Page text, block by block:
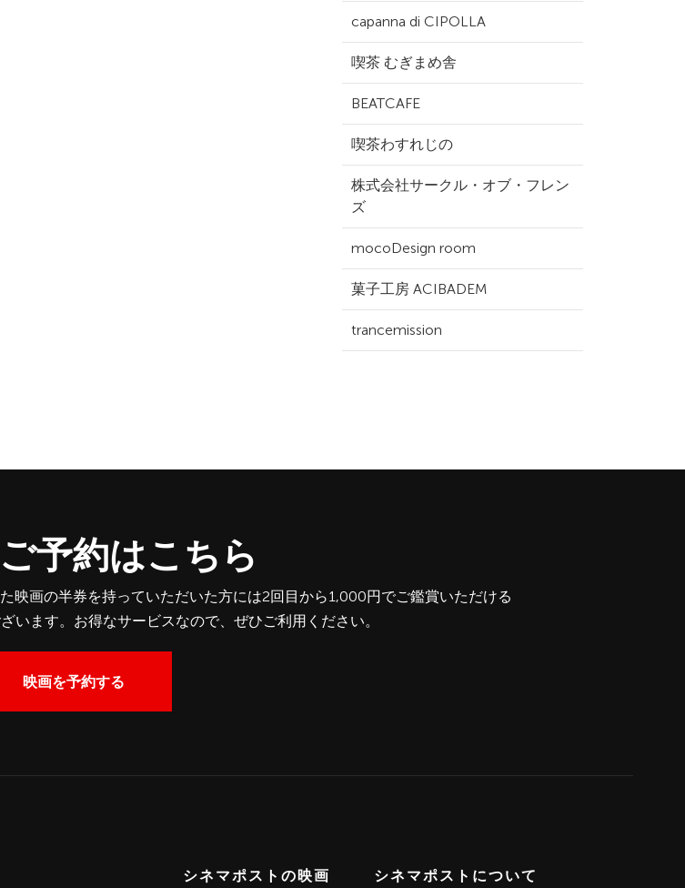
capanna di CIPOLLA
喫茶 むぎまめ舎
BEATCAFE
喫茶わすれじの
株式会社サークル・オブ・フレン
ズ
mocoDesign room
菓子工房 ACIBADEM
trancemission
予約はこちら
映画の半券を持っていただいた方には2回目から1,000円でご鑑賞いただける
います。お得なサービスなので、ぜひご利用ください。
映画を予約する
シネマポストの映画 シネマポストについて